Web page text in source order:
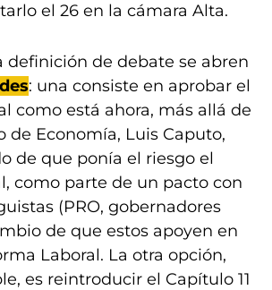
el 26 en la cámara Alta.
definición de debate se abren
: una consiste en aprobar el
como está ahora, más allá de
de Economía, Luis Caputo,
de que ponía el riesgo el
como parte de un pacto con
(PRO, gobernadores
de que estos apoyen en
Laboral. La otra opción,
es reintroducir el Capítulo 11